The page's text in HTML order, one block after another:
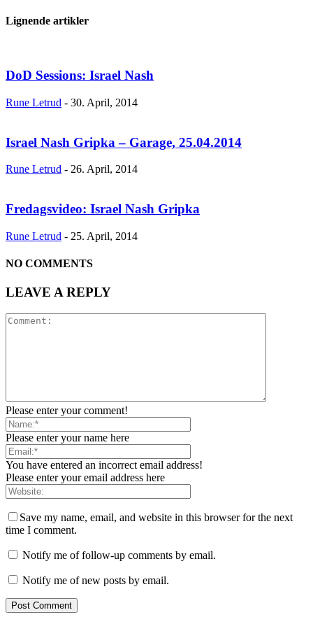
Lignende artikler
DoD Sessions: Israel Nash
Rune Letrud - 30. April, 2014
Israel Nash Gripka – Garage, 25.04.2014
Rune Letrud - 26. April, 2014
Fredagsvideo: Israel Nash Gripka
Rune Letrud - 25. April, 2014
NO COMMENTS
LEAVE A REPLY
Please enter your comment!
Please enter your name here
You have entered an incorrect email address!
Please enter your email address here
Save my name, email, and website in this browser for the next
time I comment.
Notify me of follow-up comments by email.
Notify me of new posts by email.